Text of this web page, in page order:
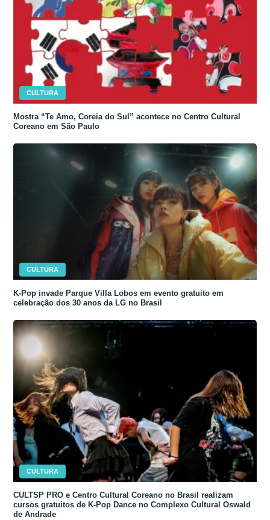
CULTURA
Mostra “Te Amo, Coreia do Sul” acontece no Centro Cultural
Coreano em São Paulo
CULTURA
K-Pop invade Parque Villa Lobos em evento gratuito em
celebração dos 30 anos da LG no Brasil
CULTURA
CULTSP PRO e Centro Cultural Coreano no Brasil realizam
cursos gratuitos de K-Pop Dance no Complexo Cultural Oswald
de Andrade